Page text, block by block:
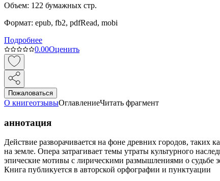
Объем: 122 бумажных стр.
Формат: epub, fb2, pdfRead, mobi
Подробнее
0.00Оценить
Пожаловаться
О книгеотзывыОглавлениеЧитать фрагмент
аннотация
Действие разворачивается на фоне древних городов,
на земле. Опера затрагивает темы утраты культурного
эпические мотивы с лирическими размышлениями о судьбе
Книга публикуется в авторской орфографии и пунктуации